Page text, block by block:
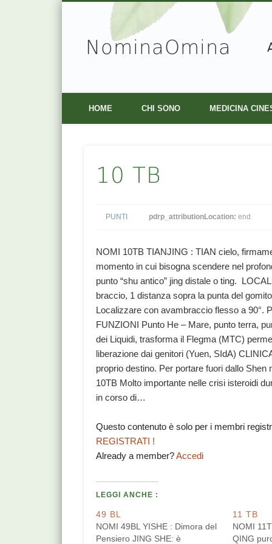
NominaOmina
Vimeo
HOME CHI SONO MEDICINA
10 TB
PUNTI pdrp_attributionLocation: end
NOMI 10TB TIANJING : TIAN cielo,
momento in cui bisogna scendere nel
punto “shu antico” jing distale o ting.
braccio, 1 distanza sopra la punta del
Localizzare con avambraccio flesso a 90°.
FUNZIONI Punto He – Mare, punto terra,
dei Liquidi, trasforma il Flegma (MTC)
liberazione dai genitori (Yuen, SIdA)
proprio destino. Per portare fuori dallo
10TB Molto importante nelle crisi isteroidi
in corso di…
Questo contenuto è solo per i membri
REGISTRATI !
Already a member?Accedi
LEGGI ANCHE :
49 BL
NOMI 49BL YISHE : Dimora del
Pensiero JING SHE: è
11 TB
NOMI
QING